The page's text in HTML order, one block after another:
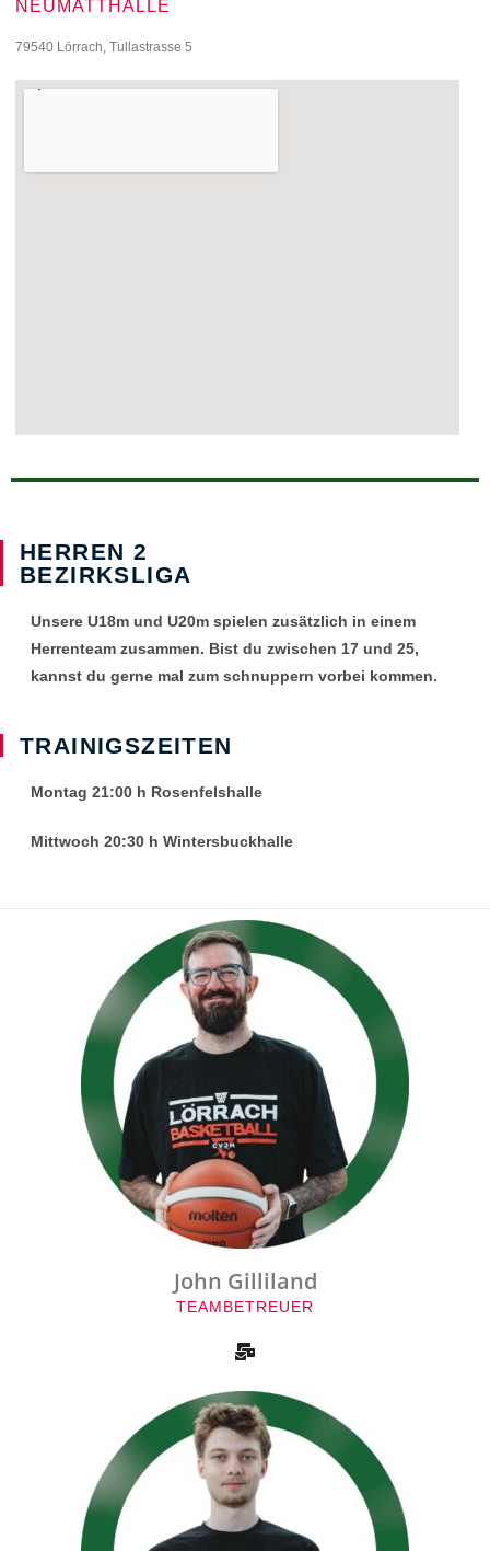
NEUMATTHALLE
79540 Lörrach, Tullastrasse 5
HERREN 2
BEZIRKSLIGA
Unsere U18m und U20m spielen zusätzlich in einem
Herrenteam zusammen. Bist du zwischen 17 und 25,
kannst du gerne mal zum schnuppern vorbei kommen.
TRAINIGSZEITEN
Montag 21:00 h Rosenfelshalle
Mittwoch 20:30 h Wintersbuckhalle
John Gilliland
TEAMBETREUER